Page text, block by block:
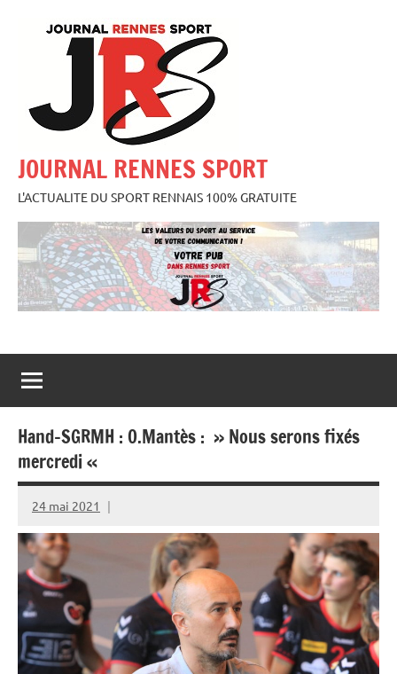
JOURNAL RENNES SPORT
L'ACTUALITE DU SPORT RENNAIS 100% GRATUITE
Hand-SGRMH : O.Mantès : » Nous serons fixés
mercredi «
24 mai 2021
Rédaction
JRS